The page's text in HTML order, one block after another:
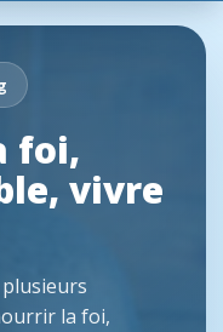
foi,
vivre
la foi,